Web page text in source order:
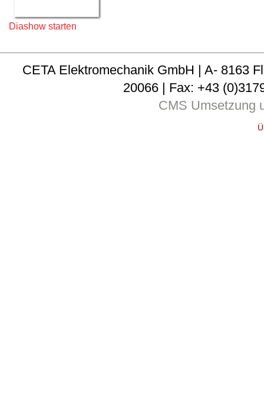
Diashow starten
CETA Elektromechanik GmbH | A- 8163
20066 | Fax: +43
CMS Umsetzung